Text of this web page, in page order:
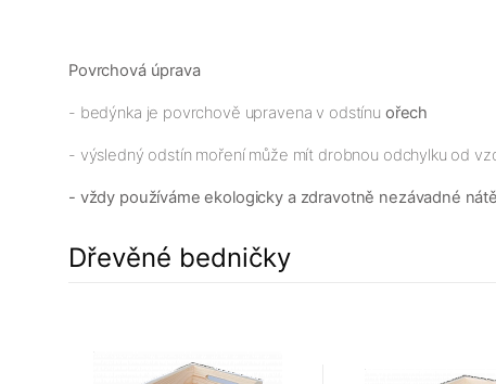
Povrchová úprava
- bedýnka je povrchově upravena v odstínu ořech
- výsledný odstín moření může mít drobnou odchylku od
- vždy používáme ekologicky a zdravotně nezávadné
Dřevěné bedničky